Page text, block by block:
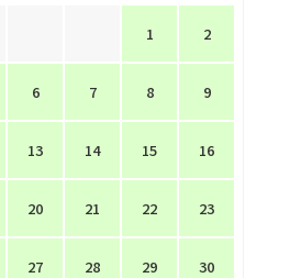
1 2
6 7 8 9
13 14 15 16
20 21 22 23
27 28 29 30